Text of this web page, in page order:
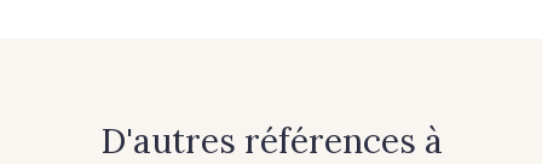
D'autres références à